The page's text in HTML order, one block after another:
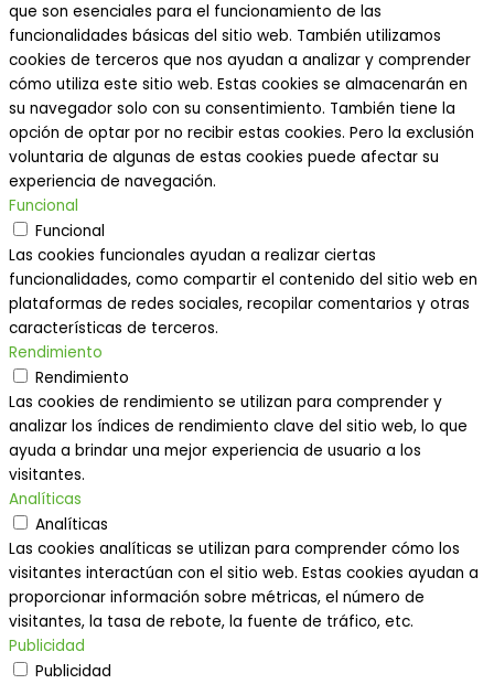
que son esenciales para el funcionamiento de las
funcionalidades básicas del sitio web. También utilizamos
cookies de terceros que nos ayudan a analizar y comprender
cómo utiliza este sitio web. Estas cookies se almacenarán en
su navegador solo con su consentimiento. También tiene la
opción de optar por no recibir estas cookies. Pero la exclusión
voluntaria de algunas de estas cookies puede afectar su
experiencia de navegación.
Funcional
Funcional
Las cookies funcionales ayudan a realizar ciertas
funcionalidades, como compartir el contenido del sitio web en
plataformas de redes sociales, recopilar comentarios y otras
características de terceros.
Rendimiento
Rendimiento
Las cookies de rendimiento se utilizan para comprender y
analizar los índices de rendimiento clave del sitio web, lo que
ayuda a brindar una mejor experiencia de usuario a los
visitantes.
Analíticas
Analíticas
Las cookies analíticas se utilizan para comprender cómo los
visitantes interactúan con el sitio web. Estas cookies ayudan a
proporcionar información sobre métricas, el número de
visitantes, la tasa de rebote, la fuente de tráfico, etc.
Publicidad
Publicidad